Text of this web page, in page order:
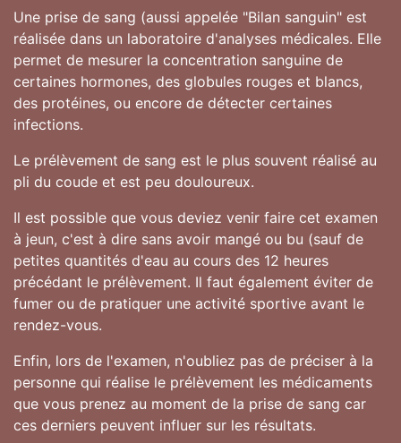
Une prise de sang (aussi appelée "Bilan sanguin" est
réalisée dans un laboratoire d'analyses médicales. Elle
permet de mesurer la concentration sanguine de
certaines hormones, des globules rouges et blancs,
des protéines, ou encore de détecter certaines
infections.
Le prélèvement de sang est le plus souvent réalisé au
pli du coude et est peu douloureux.
Il est possible que vous deviez venir faire cet examen
à jeun, c'est à dire sans avoir mangé ou bu (sauf de
petites quantités d'eau au cours des 12 heures
précédant le prélèvement. Il faut également éviter de
fumer ou de pratiquer une activité sportive avant le
rendez-vous.
Enfin, lors de l'examen, n'oubliez pas de préciser à la
personne qui réalise le prélèvement les médicaments
que vous prenez au moment de la prise de sang car
ces derniers peuvent influer sur les résultats.